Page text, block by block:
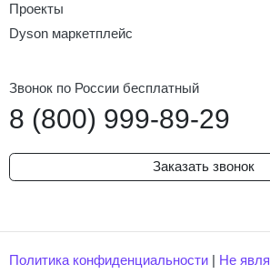
Проекты
Dyson маркетплейс
Звонок по России бесплатный
8 (800) 999-89-29
Заказать звонок
Политика конфиденциальности | Не